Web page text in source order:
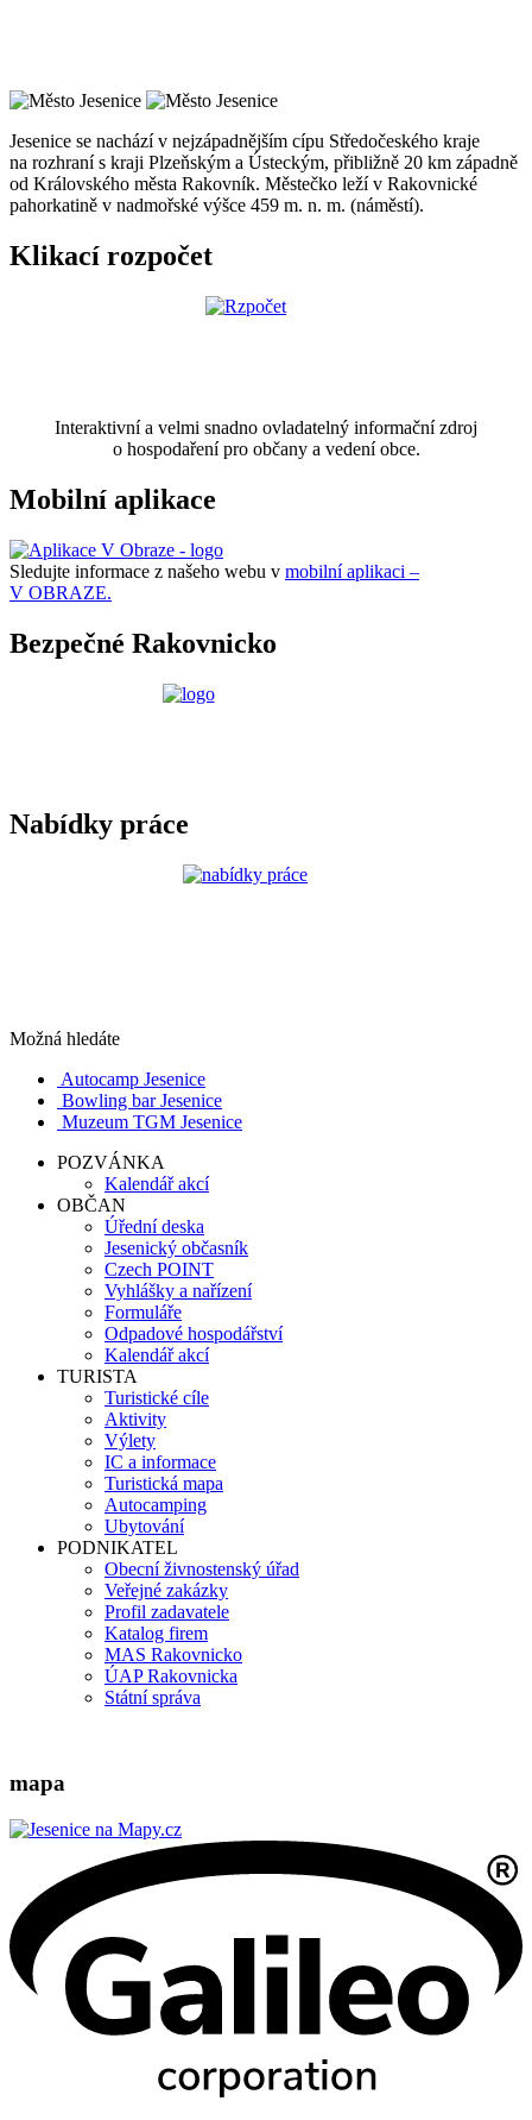
Jesenice se nachází v nejzápadnějším cípu Středočeského kraje
na rozhraní s kraji Plzeňským a Ústeckým, přibližně 20 km západně
od Královského města Rakovník. Městečko leží v Rakovnické
pahorkatině v nadmořské výšce 459 m. n. m. (náměstí).
Klikací rozpočet
Interaktivní a velmi snadno ovladatelný informační zdroj
o hospodaření pro občany a vedení obce.
Mobilní aplikace
Sledujte informace z našeho webu v mobilní aplikaci –
V OBRAZE.
Bezpečné Rakovnicko
Nabídky práce
Možná hledáte
Autocamp Jesenice
Bowling bar Jesenice
Muzeum TGM Jesenice
POZVÁNKA
Kalendář akcí
OBČAN
Úřední deska
Jesenický občasník
Czech POINT
Vyhlášky a nařízení
Formuláře
Odpadové hospodářství
Kalendář akcí
TURISTA
Turistické cíle
Aktivity
Výlety
IC a informace
Turistická mapa
Autocamping
Ubytování
PODNIKATEL
Obecní živnostenský úřad
Veřejné zakázky
Profil zadavatele
Katalog firem
MAS Rakovnicko
ÚAP Rakovnicka
Státní správa
mapa